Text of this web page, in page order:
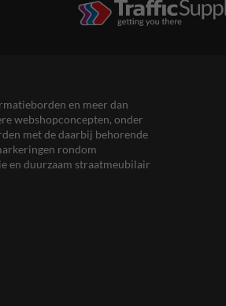
en meer dan
webshopconcepten, onder
met de daarbij behorende
rondom
en duurzaam straatmeubilair